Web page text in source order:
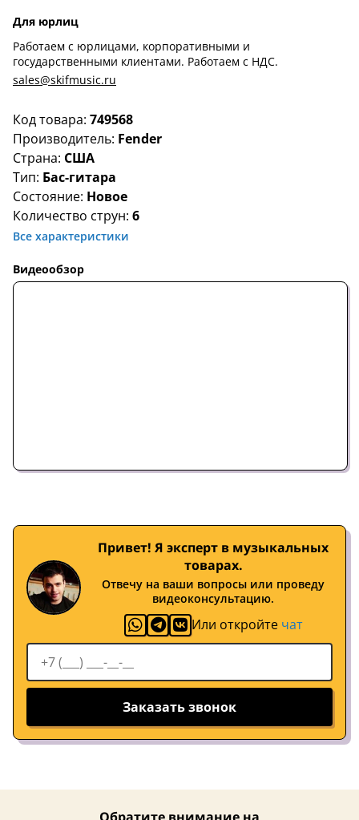
Код товара: 749568
Производитель: Fender
Страна: США
Тип: Бас-гитара
Состояние: Новое
Количество струн: 6
Все характеристики
Видеообзор
Для юрлиц
Работаем с юрлицами, корпоративными и
государственными клиентами. Работаем с НДС.
sales@skifmusic.ru
Привет! Я эксперт в музыкальных
товарах.
Отвечу на ваши вопросы или проведу
видеоконсультацию.
Или откройте чат
Заказать звонок